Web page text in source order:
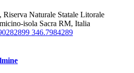
Riserva Naturale Statale Litorale
isola Sacra RM, Italia
346.7984289